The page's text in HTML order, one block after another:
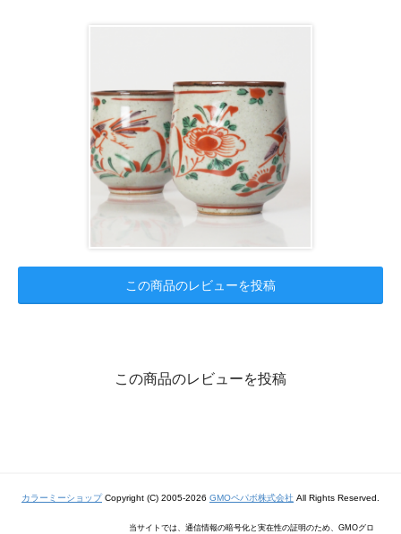
この商品のレビューを投稿
この商品のレビューを投稿
カラーミーショップCopyright (C) 2005-2026 GMOペパボ株式会社 All Rights Reserved.
当サイトでは、通信情報の暗号化と実在性の証明のため、GMOグロ